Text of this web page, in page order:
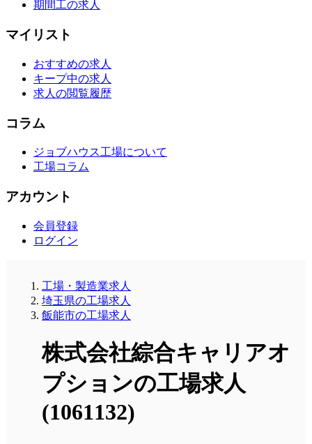
期間工の求人
マイリスト
おすすめの求人
キープ中の求人
求人の閲覧履歴
コラム
ジョブハウス工場について
工場コラム
アカウント
会員登録
ログイン
工場・製造業求人
埼玉県の工場求人
飯能市の工場求人
株式会社綜合キャリアオ
プションの工場求人
(1061132)